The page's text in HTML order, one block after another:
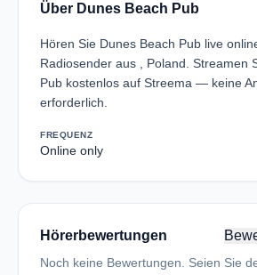
Über Dunes Beach Pub
Hören Sie Dunes Beach Pub live
Radiosender aus , Poland. Streamen
Pub kostenlos auf Streema — keine
erforderlich.
FREQUENZ
Online only
Hörerbewertungen
Noch keine Bewertungen. Seien Sie